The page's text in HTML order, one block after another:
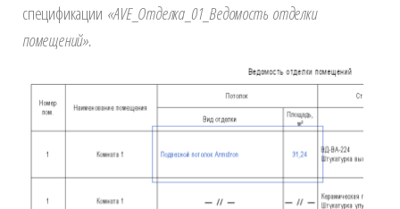
спецификации «AVE_Отделка_01_Ведомость отделки
помещений».